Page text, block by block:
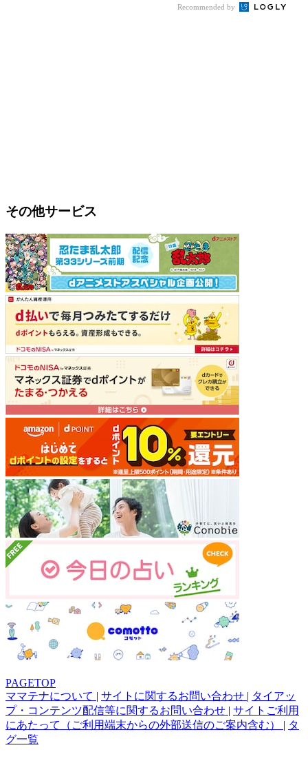
Recommended by
その他サービス
PAGETOP
ママテナについて | サイトに関するお問い合わせ | タイアッ
プ・コンテンツ配信等に関するお問い合わせ | サイトご利用
にあたって（ご利用端末からの外部送信のご案内含む） | タ
グ一覧